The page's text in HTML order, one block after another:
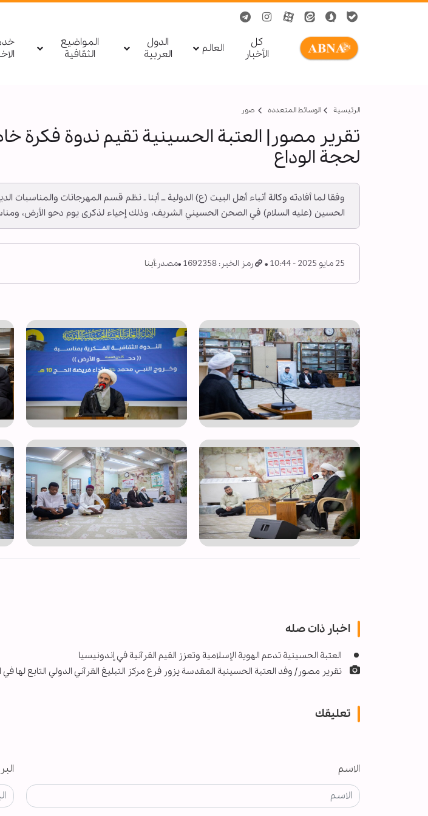
کل
الأخبار
العالم
الدول
العربیة
المواضيع
الثقافية
الرئيسية الوسائط المتعدده صور
تقرير مصور| العتبة الحسينية تقيم ندوة
لحجة الوداع
وفقا لما أفادته وكالة أنباء أهل البيت (ع) الدولية ــ أبنا ـ نظم قسم المهرجانات
الحسين (عليه السلام) في الصحن الحسيني الشريف، وذلك إحياء لذكرى يوم دحو الأرض،
25 مايو 2025 - 10:44 رمز الخبر: 1692358 مصدر:أبنا
اخبار ذات صله
العتبة الحسينية تدعم الهوية الإسلامية وتعزز القيم القرآنية في إندونيسيا
تقرير مصور/ وفد العتبة الحسينية المقدسة يزور فرع مركز التبليغ القرآني الدولي التابع لها
تعليقك
الاسم